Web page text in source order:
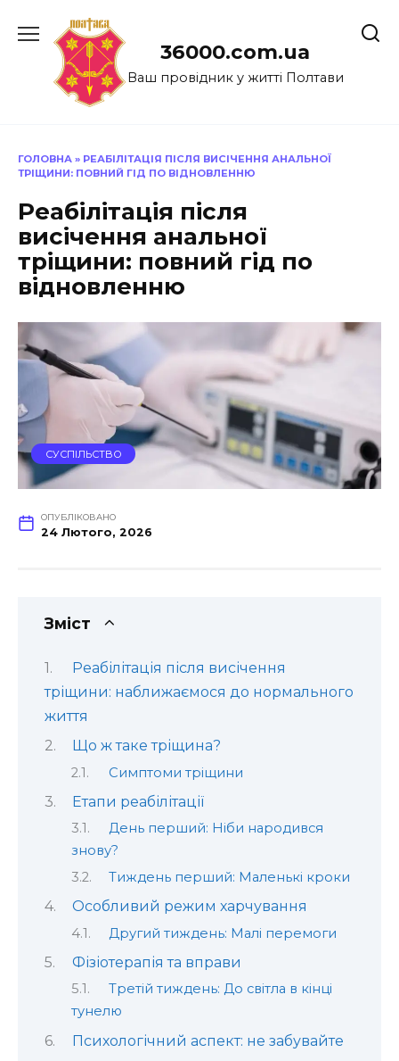
до
36000.com.ua
Ваш провідник у житті Полтави
ГОЛОВНА » РЕАБІЛІТАЦІЯ ПІСЛЯ ВИСІЧЕННЯ АНАЛЬНОЇ
ТРІЩИНИ: ПОВНИЙ ГІД ПО ВІДНОВЛЕННЮ
Реабілітація після
висічення анальної
тріщини: повний гід по
відновленню
СУСПІЛЬСТВО
ОПУБЛІКОВАНО
24 Лютого, 2026
Зміст
Реабілітація після висічення
тріщини: наближаємося до нормального
життя
Що ж таке тріщина?
Симптоми тріщини
Етапи реабілітації
День перший: Ніби народився
знову?
Тиждень перший: Маленькі кроки
Особливий режим харчування
Другий тиждень: Малі перемоги
Фізіотерапія та вправи
Третій тиждень: До світла в кінці
тунелю
Психологічний аспект: не забувайте